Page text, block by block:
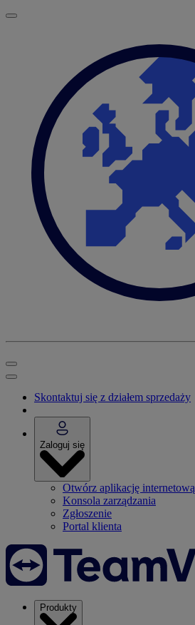
Skontaktuj się z działem sprzedaży
Zaloguj się
Otwórz aplikację internetową
Konsola zarządzania
Zgłoszenie
Portal klienta
Produkty